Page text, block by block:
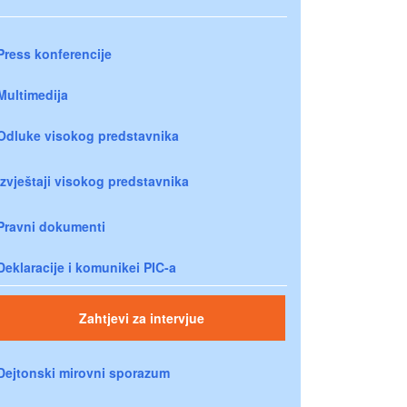
konferencije
visokog predstavnika
visokog predstavnika
dokumenti
i komunikei PIC-a
Zahtjevi za intervjue
mirovni sporazum